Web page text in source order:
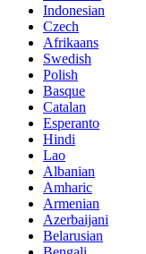
Indonesian
Czech
Afrikaans
Swedish
Polish
Basque
Catalan
Esperanto
Hindi
Lao
Albanian
Amharic
Armenian
Azerbaijani
Belarusian